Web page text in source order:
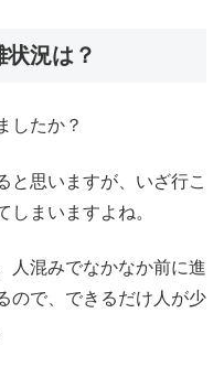
況は？
したか？
と思いますが、いざ行こ
しまいますよね。
人混みでなかなか前に進
ので、できるだけ人が少